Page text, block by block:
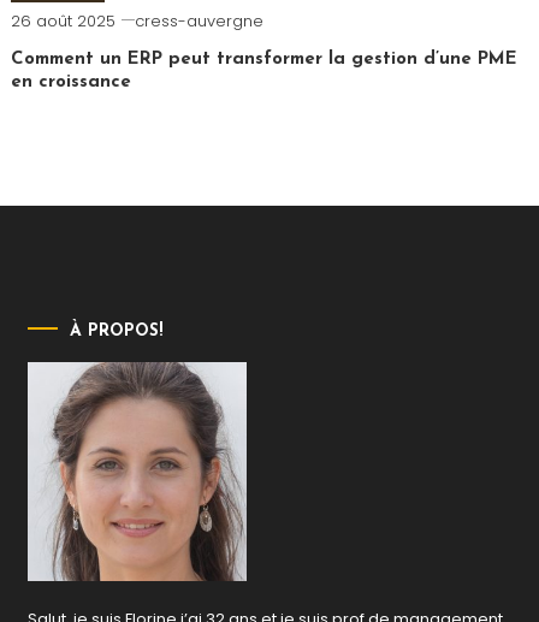
26 août 2025 cress-auvergne
Comment un ERP peut transformer la gestion d’une PME
en croissance
À PROPOS!